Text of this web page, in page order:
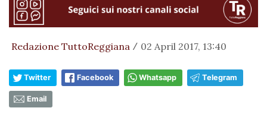
Redazione TuttoReggiana / 02 April 2017, 13:40
Twitter Facebook Whatsapp Telegram
Email